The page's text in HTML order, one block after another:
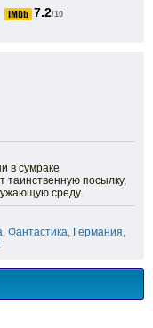
7.2/10
в сумраке
посылку,
среду.
, Фантастика, Германия,